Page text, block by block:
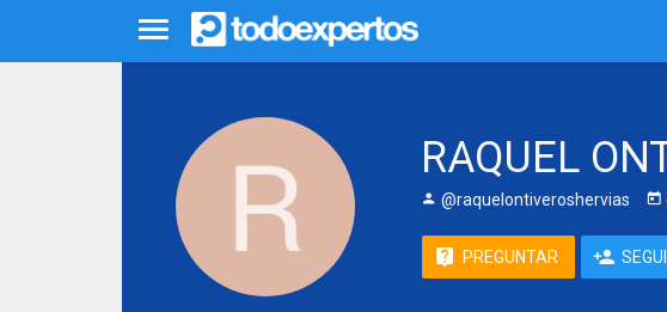
RAQUEL
@raquelontiveroshervias
PREGUNTAR